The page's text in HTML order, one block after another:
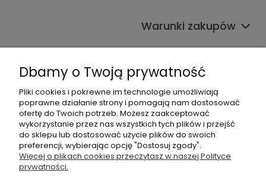
Warunki zakupów
Informacje o sklepie
Moje konto
Pomoc
Dbamy o Twoją prywatność
Pliki cookies i pokrewne im technologie umożliwiają
poprawne działanie strony i pomagają nam dostosować
ofertę do Twoich potrzeb. Możesz zaakceptować
wykorzystanie przez nas wszystkich tych plików i przejść
do sklepu lub dostosować użycie plików do swoich
preferencji, wybierając opcję "Dostosuj zgody".
Więcej o plikach cookies przeczytasz w naszej Polityce
prywatności.